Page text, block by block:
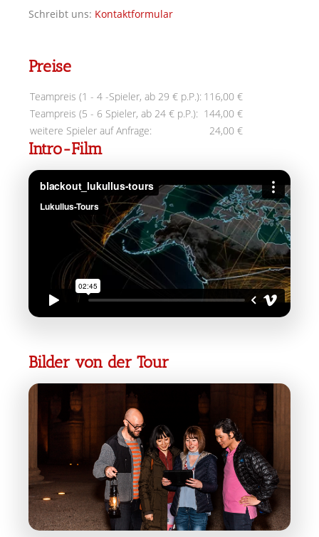
Schreibt uns: Kontaktformular
Preise
Teampreis (1 - 4 -Spieler, ab 29 € p.P.): 116,00 €
Teampreis (5 - 6 Spieler, ab 24 € p.P.): 144,00 €
weitere Spieler auf Anfrage:
24,00 €
Intro-Film
Bilder von der Tour